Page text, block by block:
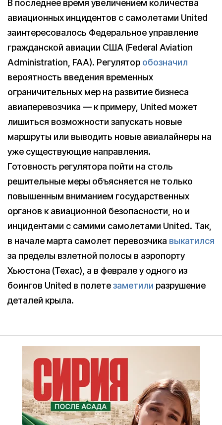
В последнее время увеличением количества
авиационных инцидентов с самолетами United
заинтересовалось Федеральное управление
гражданской авиации США (Federal Aviation
Administration, FAA). Регулятор обозначил
вероятность введения временных
ограничительных мер на развитие бизнеса
авиаперевозчика — к примеру, United может
лишиться возможности запускать новые
маршруты или выводить новые авиалайнеры на
уже существующие направления.
Готовность регулятора пойти на столь
решительные меры объясняется не только
повышенным вниманием государственных
органов к авиационной безопасности, но и
инцидентами с самими самолетами United. Так,
в начале марта самолет перевозчика выкатился
за пределы взлетной полосы в аэропорту
Хьюстона (Техас), а в феврале у одного из
боингов United в полетезаметили разрушение
деталей крыла.